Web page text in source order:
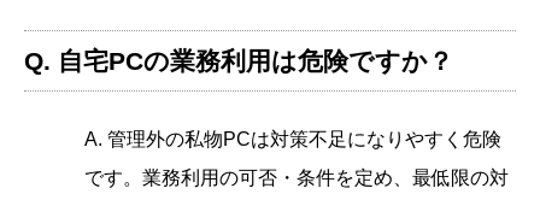
Q. 自宅PCの業務利用は危険ですか？
A. 管理外の私物PCは対策不足になりやすく危険
です。業務利用の可否・条件を定め、最低限の対